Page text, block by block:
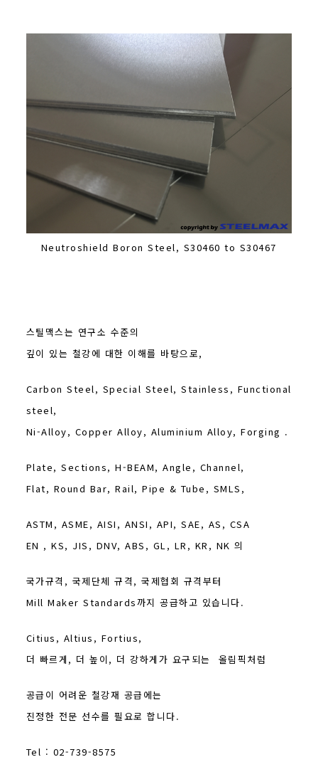
Neutroshield Boron Steel, S30460 to S30467
스틸맥스는 연구소 수준의
깊이 있는 철강에 대한 이해를 바탕으로,
Carbon Steel, Special Steel, Stainless, Functional
steel,
Ni-Alloy, Copper Alloy, Aluminium Alloy, Forging .
Plate, Sections, H-BEAM, Angle, Channel,
Flat, Round Bar, Rail, Pipe & Tube, SMLS,
ASTM, ASME, AISI, ANSI, API, SAE, AS, CSA
EN , KS, JIS, DNV, ABS, GL, LR, KR, NK 의
국가규격, 국제단체 규격, 국제협회 규격부터
Mill Maker Standards까지 공급하고 있습니다.
Citius, Altius, Fortius,
더 빠르게, 더 높이, 더 강하게가 요구되는 올림픽처럼
공급이 어려운 철강재 공급에는
진정한 전문 선수를 필요로 합니다.
Tel : 02-739-8575